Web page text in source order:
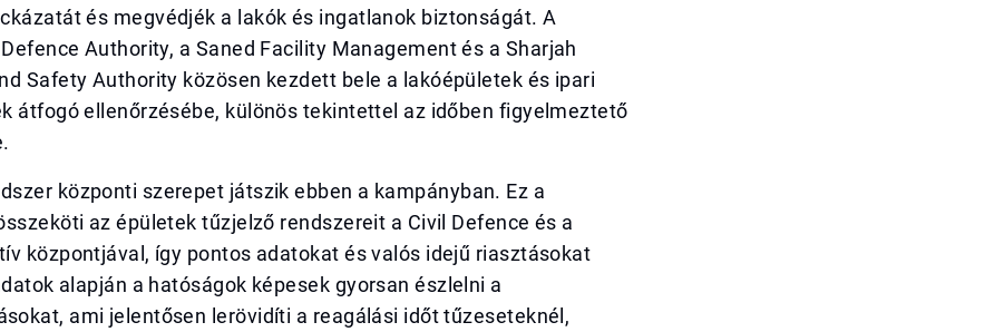
és megvédjék a lakók és ingatlanok biztonságát. A
Authority, a Saned Facility Management és a Sharjah
Safety Authority közösen kezdett bele a lakóépületek és ipari
átfogó ellenőrzésébe, különös tekintettel az időben figyelmeztető
központi szerepet játszik ebben a kampányban. Ez a
az épületek tűzjelző rendszereit a Civil Defence és a
központjával, így pontos adatokat és valós idejű riasztásokat
alapján a hatóságok képesek gyorsan észlelni a
ami jelentősen lerövidíti a reagálási időt tűzeseteknél,